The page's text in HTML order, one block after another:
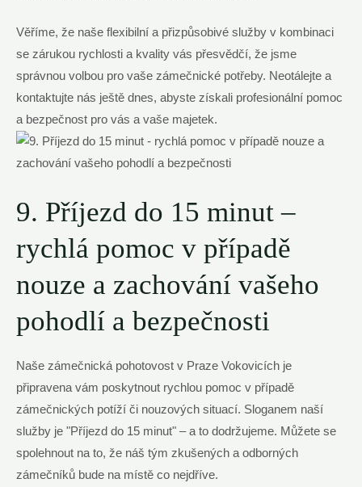
Věříme, ​že naše ⁢flexibilní a přizpůsobivé služby v kombinaci
se zárukou rychlosti ​a kvality vás přesvědčí, že jsme
správnou ⁣volbou ‌pro vaše zámečnické potřeby. Neotálejte a
⁣kontaktujte nás ‍ještě dnes, abyste získali profesionální ​pomoc
a bezpečnost pro vás a vaše ⁢majetek.
9.‍ Příjezd do 15 minut​ –
rychlá pomoc v případě‍
nouze a zachování vašeho
pohodlí a bezpečnosti
Naše zámečnická pohotovost v Praze Vokovicích je
připravena vám poskytnout rychlou pomoc ‌v případě
zámečnických⁣ potíží či nouzových situací. ⁤Sloganem naší
služby je "Příjezd do‍ 15 minut" – a ⁤to dodržujeme.‌ Můžete ‍se
spolehnout na to, že náš tým ⁢zkušených‍ a ⁢odborných
zámečníků bude na místě co nejdříve.